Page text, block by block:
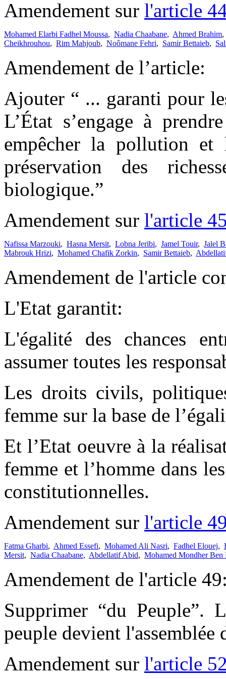
Amendement sur l'article
Mohamed Elarbi Fadhel Moussa, Nadia Chaabane, Ahmed Brahim
Cheikhrouhou, Rim Mahjoub, Noômane Fehri, Samir Bettaieb,
Amendement de l’article:
Ajouter “ ... garanti pour
L’État s’engage à
empêcher la pollution et
préservation des
biologique.”
Amendement sur l'article
Nafissa Marzouki, Hasna Mersit, Lobna Jeribi, Jamel Touir, Jalel
Mabrouk Hrizi, Mohamed Chafik Zorkin, Samir Bettaieb,
Amendement de l'article
L'Etat garantit:
L'égalité des chances
assumer toutes les
Les droits civils,
femme sur la base de
Et l’Etat oeuvre à la
femme et l’homme dans
constitutionnelles.
Amendement sur l'article
Fatma Gharbi, Ahmed Essefi, Mohamed Ali Nasri, Fadhel Elouej,
Mersit, Nadia Chaabane, Abdellatif Abid, Mohamed Mondher Ben
Amendement de l'article
Supprimer “du Peuple”.
peuple devient l'assemblée
Amendement sur l'article